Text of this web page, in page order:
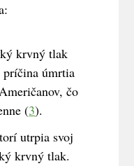
krvný tlak
príčina úmrtia
čo
(3).
utrpia svoj
krvný tlak.